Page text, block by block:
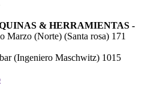
& HERRAMIENTAS -
Marzo (Norte) (Santa rosa) 171
(Ingeniero Maschwitz) 1015